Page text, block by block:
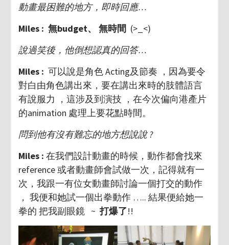
動畫最困難的地方，即時回應…
Miles : 無budget、 無時間 (>_<)
說過笑後，他倒想認真的回答…
Miles : 可以說是角色 Acting及節奏 ，因為要令
對白由角色講出來，要在講出來時的肢體語言
有說服力 ，這涉及到演技 ，在今次偏向港產片
的animation 處理上要花點時間。
問到他有沒有難忘的地方想說說 ?
Miles : 在我們設計動畫的時候，動作都會找來
reference 或者動畫師會試做一次，記得就有一
次，我跟一有位女動畫師討論一個打交的動作
， 我便和她試一個出拳動作 ….. 結果便給她一
拳的 把我副眼鏡 ~打爆了!!